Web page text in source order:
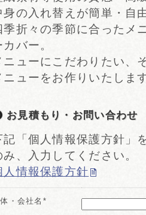
身の入れ替えが簡単・自
季折々の季節に合ったメ
カバー。
ニューにこだわりたい、
ニューをお作りいたしま
お見積もり・お問い合わせ
記「個人情報保護方針」
み、入力してください。
人情報保護方針
・会社名*